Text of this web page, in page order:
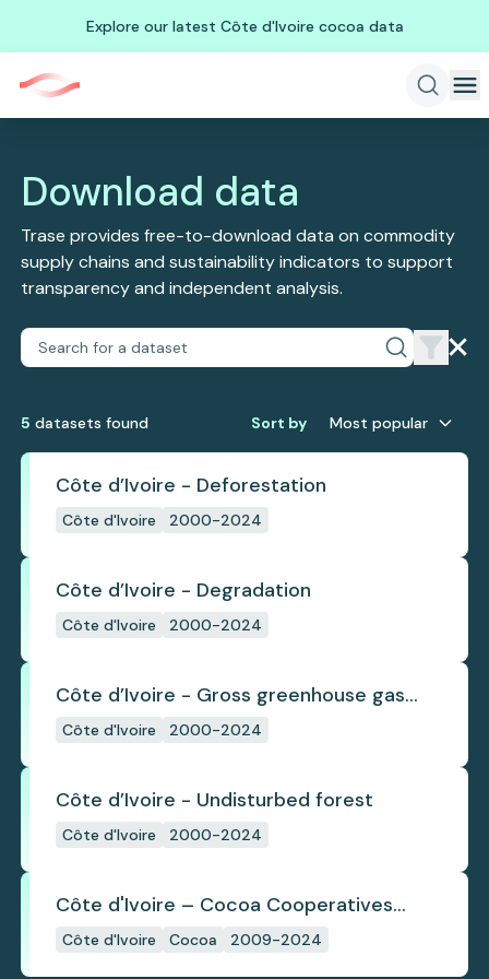
Explore our latest Côte d'Ivoire cocoa data
Download data
Trase provides free-to-download data on commodity
supply chains and sustainability indicators to support
transparency and independent analysis.
5 datasets found Sort by Most popular
Côte d’Ivoire - Deforestation
Côte d'Ivoire 2000-2024
Côte d’Ivoire - Degradation
Côte d'Ivoire 2000-2024
Côte d’Ivoire - Gross greenhouse gas
emissions from deforestation
Côte d'Ivoire 2000-2024
Côte d’Ivoire - Undisturbed forest
Côte d'Ivoire 2000-2024
Côte d'Ivoire – Cocoa Cooperatives
(2009-2024)
Côte d'Ivoire Cocoa 2009-2024